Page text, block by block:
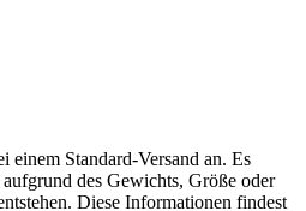
einem Standard-Versand an. Es
des Gewichts, Größe oder
Diese Informationen findest